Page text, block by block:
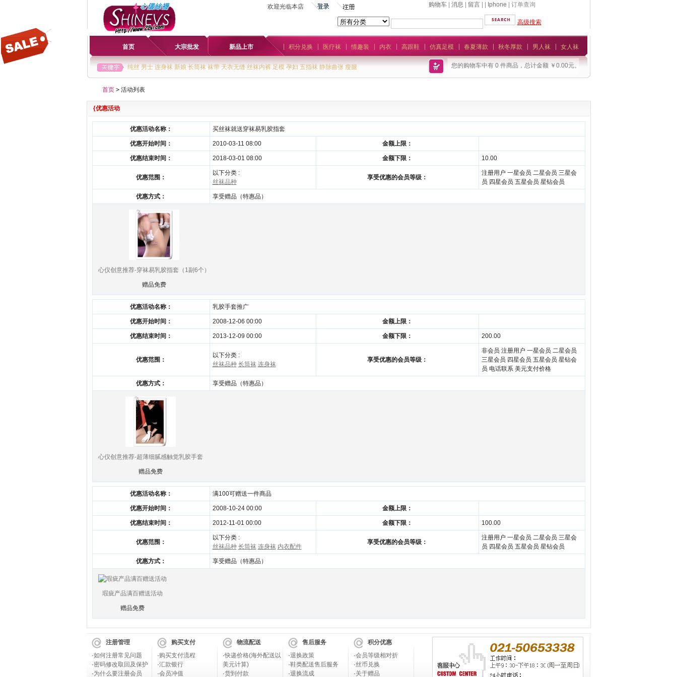
欢迎光临本店 购物车| 消息 留言| | Iphone | 订单查询
高级搜索
首页 大宗批发 新品上市 积分兑换 医疗袜 情趣装 内衣 高跟鞋 仿真足模 春夏薄款 秋冬厚款 男人袜 女人袜
纯丝 男士 连身袜 新娘 长筒袜 袜带 天衣无缝 丝袜内裤 足模 孕妇 五指袜 静脉曲张 瘦腿 您的购物车中有 0 件商品，总计金额 ￥0.00元。
首页 >活动列表
{优惠活动
优惠活动名称： 买丝袜就送穿袜易乳胶指套
优惠开始时间： 2010-03-11 08:00 金额上限：
优惠结束时间： 2018-03-01 08:00 金额下限： 10.00
优惠范围：
以下分类 :
丝袜品种
享受优惠的会员等级：
注册用户 一星会员 二星会员 三星会
员 四星会员 五星会员 星钻会员
优惠方式： 享受赠品（特惠品）
心仪创意推荐-穿袜易乳胶指套（1副6个）
赠品免费
优惠活动名称： 乳胶手套推广
优惠开始时间： 2008-12-06 00:00 金额上限：
优惠结束时间： 2013-12-09 00:00 金额下限： 200.00
优惠范围：
以下分类 :
丝袜品种 长筒袜 连身袜
享受优惠的会员等级：
非会员 注册用户 一星会员 二星会员
三星会员 四星会员 五星会员 星钻会
员 电话联系 美元支付价格
优惠方式： 享受赠品（特惠品）
心仪创意推荐-超薄细腻感触觉乳胶手套
赠品免费
优惠活动名称： 满100可赠送一件商品
优惠开始时间： 2008-10-24 00:00 金额上限：
优惠结束时间： 2012-11-01 00:00 金额下限： 100.00
优惠范围：
以下分类 :
丝袜品种 长筒袜 连身袜 内衣配件
享受优惠的会员等级：
注册用户 一星会员 二星会员 三星会
员 四星会员 五星会员 星钻会员
优惠方式： 享受赠品（特惠品）
瑕疵产品满百赠送活动
赠品免费
注册管理
·如何注册常见问题
·密码修改取回及保护
·为什么要注册会员
购买支付
·购买支付流程
·汇款银行
·会员冲值
物流配送
·快递价格(海外配送以
美元计算)
·货到付款
售后服务
·退换政策
·鞋类配送售后服务
·退换流成
积分优惠
·会员等级相对折
·丝币兑换
·关于赠品